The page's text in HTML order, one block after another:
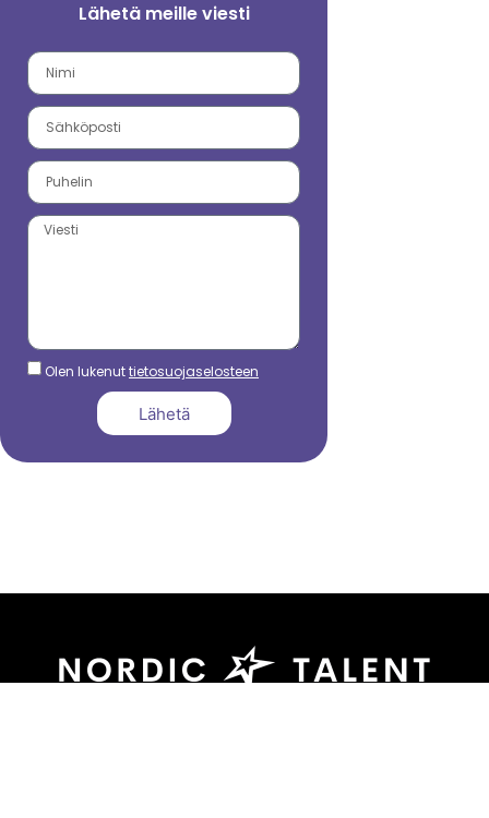
Lähetä meille viesti
Olen lukenuttietosuojaselosteen
Lähetä